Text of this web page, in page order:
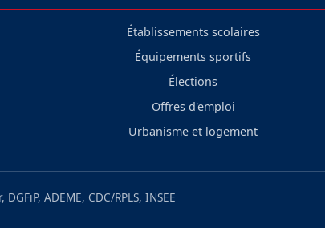
Établissements scolaires
Équipements sportifs
Élections
Offres d'emploi
Urbanisme et logement
ADEME, CDC/RPLS, INSEE